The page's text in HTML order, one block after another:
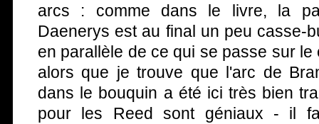
arcs : comme dans le livre, la
Daenerys est au final un peu casse-
en parallèle de ce qui se passe sur
alors que je trouve que l'arc de
dans le bouquin a été ici très bien
pour les Reed sont géniaux - il